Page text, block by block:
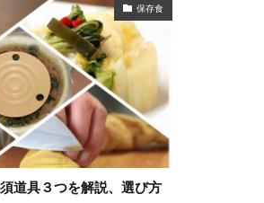
保存食
道具３つを解説、選び方